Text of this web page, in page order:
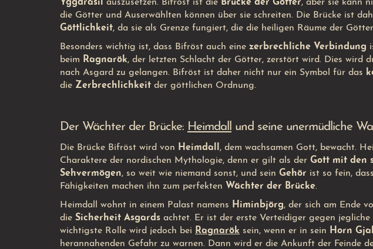
Yggdrasil
auszusetzen. Bifröst ist die Brücke der Götter, aber sie kann
die Götter und Auserwählten können über sie schreiten. Die Brücke ist
Göttlichkeit, da sie als Grenze fungiert, die die heiligen Räume der
Besonders wichtig ist, dass Bifröst auch eine zerbrechliche Verbindung
beim Ragnarök, der letzten Schlacht der Götter, zerstört wird. Dies wird
nach Asgard zu gelangen. Bifröst ist daher nicht nur ein Symbol für das
die Zerbrechlichkeit der göttlichen Ordnung.
Der Wächter der Brücke: Heimdall und seine unermüdliche
Die Brücke Bifröst wird von Heimdall , dem wachsamen Gott, bewacht.
Charaktere der nordischen Mythologie, denn er gilt als der Gott mit den
Sehvermögen, so weit wie niemand sonst, und sein Gehör ist so fein,
Fähigkeiten machen ihn zum perfekten Wächter der Brücke.
Heimdall wohnt in einem Palast namens Himinbjörg, der sich am Ende
die Sicherheit Asgards achtet. Er ist der erste Verteidiger gegen
wichtigste Rolle wird jedoch bei Ragnarök sein, wenn er in sein Horn
herannahenden Gefahr zu warnen. Dann wird er die Ankunft der Feinde